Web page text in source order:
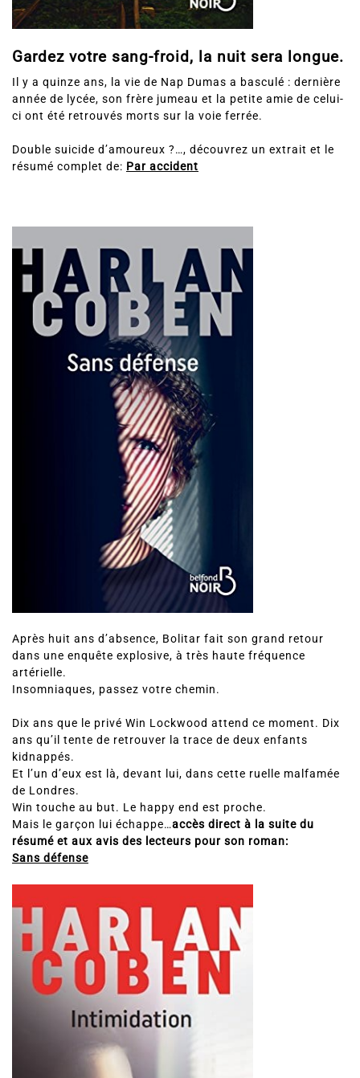
Gardez votre sang-froid, la nuit sera longue.
Il y a quinze ans, la vie de Nap Dumas a basculé : dernière
année de lycée, son frère jumeau et la petite amie de celui-
ci ont été retrouvés morts sur la voie ferrée.
Double suicide d’amoureux ?…, découvrez un extrait et le
résumé complet de: Par accident
Après huit ans d’absence, Bolitar fait son grand retour
dans une enquête explosive, à très haute fréquence
artérielle.
Insomniaques, passez votre chemin.
Dix ans que le privé Win Lockwood attend ce moment. Dix
ans qu’il tente de retrouver la trace de deux enfants
kidnappés.
Et l’un d’eux est là, devant lui, dans cette ruelle malfamée
de Londres.
Win touche au but. Le happy end est proche.
Mais le garçon lui échappe…accès direct à la suite du
résumé et aux avis des lecteurs pour son roman:
Sans défense